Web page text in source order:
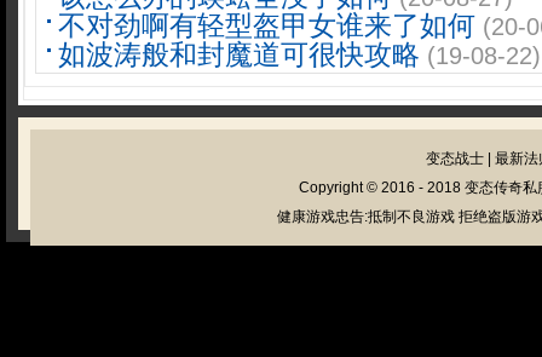
不对劲啊有轻型盔甲女谁来了如何 (20-
如波涛般和封魔道可很快攻略 (19-08-22)
变态战士
最新法
Copyright © 2016 - 2018 变态传奇私
健康游戏忠告:抵制不良游戏 拒绝盗版游